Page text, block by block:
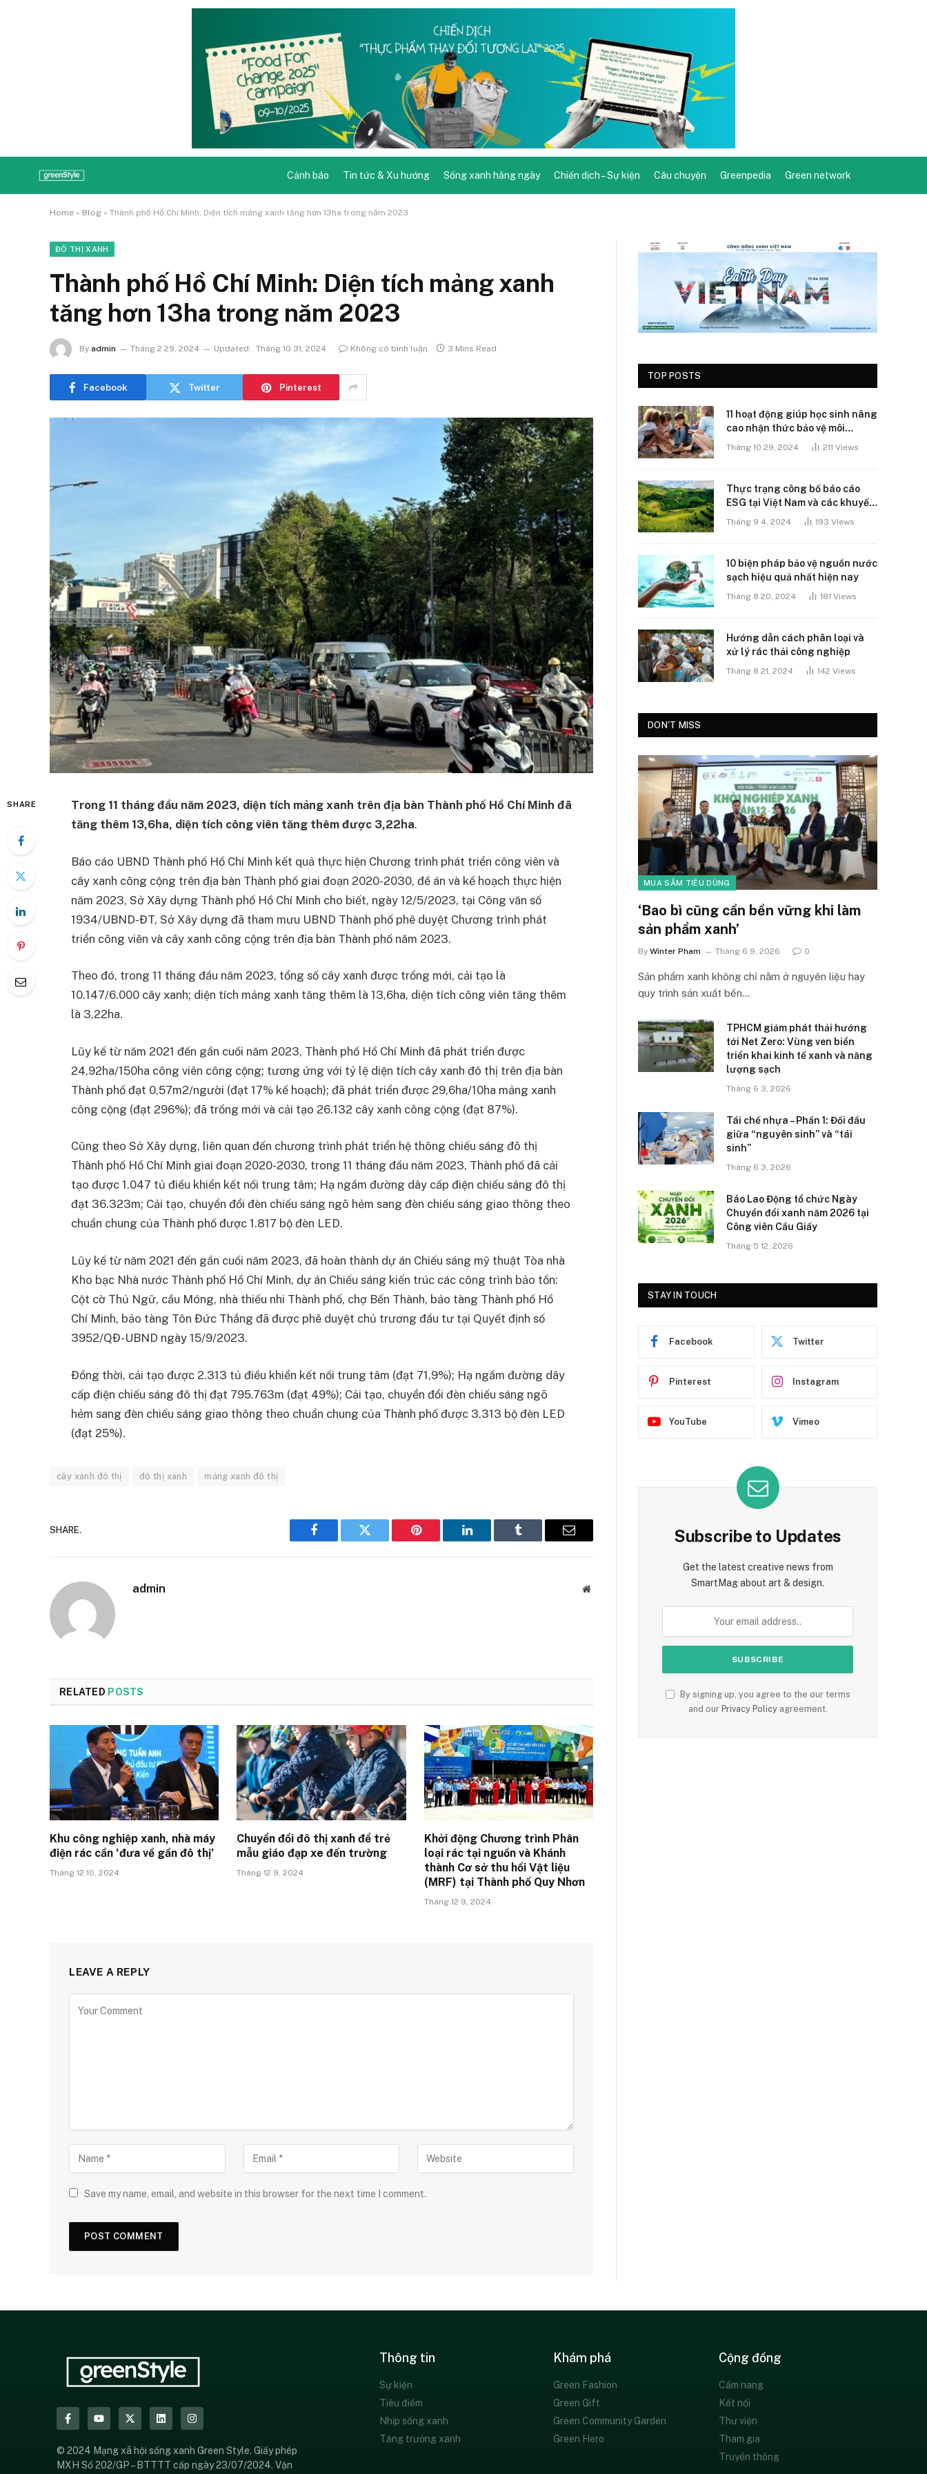
Cảnh báo Tin tức & Xu hướng Sống xanh hằng ngày Chiến dịch – Sự kiện Câu chuyện Greenpedia Green network
Home » Blog » Thành phố Hồ Chí Minh: Diện tích mảng xanh tăng hơn 13ha trong năm 2023
ĐÔ THỊ XANH
Thành phố Hồ Chí Minh: Diện tích mảng xanh
tăng hơn 13ha trong năm 2023
By admin Tháng 2 29, 2024 Updated: Tháng 10 31, 2024 Không có bình luận 3 Mins Read
Facebook Twitter Pinterest
SHARE
Trong 11 tháng đầu năm 2023, diện tích mảng xanh trên địa bàn Thành phố Hồ Chí Minh đã
tăng thêm 13,6ha, diện tích công viên tăng thêm được 3,22ha.
Báo cáo UBND Thành phố Hồ Chí Minh kết quả thực hiện Chương trình phát triển công viên và
cây xanh công cộng trên địa bàn Thành phố giai đoạn 2020-2030, đề án và kế hoạch thực hiện
năm 2023, Sở Xây dựng Thành phố Hồ Chí Minh cho biết, ngày 12/5/2023, tại Công văn số
1934/UBND-ĐT, Sở Xây dựng đã tham mưu UBND Thành phố phê duyệt Chương trình phát
triển công viên và cây xanh công cộng trên địa bàn Thành phố năm 2023.
Theo đó, trong 11 tháng đầu năm 2023, tổng số cây xanh được trồng mới, cải tạo là
10.147/6.000 cây xanh; diện tích mảng xanh tăng thêm là 13,6ha, diện tích công viên tăng thêm
là 3,22ha.
Lũy kế từ năm 2021 đến gần cuối năm 2023, Thành phố Hồ Chí Minh đã phát triển được
24,92ha/150ha công viên công cộng; tương ứng với tỷ lệ diện tích cây xanh đô thị trên địa bàn
Thành phố đạt 0,57m2/người (đạt 17% kế hoạch); đã phát triển được 29,6ha/10ha mảng xanh
công cộng (đạt 296%); đã trồng mới và cải tạo 26.132 cây xanh công cộng (đạt 87%).
Cũng theo Sở Xây dựng, liên quan đến chương trình phát triển hệ thông chiếu sáng đô thị
Thành phố Hồ Chí Minh giai đoạn 2020-2030, trong 11 tháng đầu năm 2023, Thành phố đã cải
tạo được 1.047 tủ điều khiển kết nối trung tâm; Hạ ngầm đường dây cấp điện chiếu sáng đô thị
đạt 36.323m; Cải tạo, chuyển đổi đèn chiếu sáng ngõ hẻm sang đèn chiếu sáng giao thông theo
chuẩn chung của Thành phố được 1.817 bộ đèn LED.
Lũy kế từ năm 2021 đến gần cuối năm 2023, đã hoàn thành dự án Chiếu sáng mỹ thuật Tòa nhà
Kho bạc Nhà nước Thành phố Hồ Chí Minh, dự án Chiếu sáng kiến trúc các công trình bảo tồn:
Cột cờ Thủ Ngữ, cầu Móng, nhà thiếu nhi Thành phố, chợ Bến Thành, bảo tàng Thành phố Hồ
Chí Minh, bảo tàng Tôn Đức Thắng đã được phê duyệt chủ trương đầu tư tại Quyết định số
3952/QĐ-UBND ngày 15/9/2023.
Đồng thời, cải tạo được 2.313 tủ điều khiển kết nối trung tâm (đạt 71,9%); Hạ ngầm đường dây
cấp điện chiếu sáng đô thị đạt 795.763m (đạt 49%); Cải tạo, chuyển đổi đèn chiếu sáng ngõ
hẻm sang đèn chiếu sáng giao thông theo chuẩn chung của Thành phố được 3.313 bộ đèn LED
(đạt 25%).
cây xanh đô thị đô thị xanh mảng xanh đô thị
SHARE.
Facebook Twitter Pinterest LinkedIn Tumblr Email
admin Website
RELATED POSTS
Khu công nghiệp xanh, nhà máy
điện rác cần ‘đưa về gần đô thị’
Tháng 12 10, 2024
Chuyển đổi đô thị xanh để trẻ
mẫu giáo đạp xe đến trường
Tháng 12 9, 2024
Khởi động Chương trình Phân
loại rác tại nguồn và Khánh
thành Cơ sở thu hồi Vật liệu
(MRF) tại Thành phố Quy Nhơn
Tháng 12 9, 2024
LEAVE A REPLY
Save my name, email, and website in this browser for the next time I comment.
TOP POSTS
11 hoạt động giúp học sinh nâng
cao nhận thức bảo vệ môi
trường
Tháng 10 29, 2024 211 Views
Thực trạng công bố báo cáo
ESG tại Việt Nam và các khuyến
nghị
Tháng 9 4, 2024 193 Views
10 biện pháp bảo vệ nguồn nước
sạch hiệu quả nhất hiện nay
Tháng 8 20, 2024 181 Views
Hướng dẫn cách phân loại và
xử lý rác thải công nghiệp
Tháng 8 21, 2024 142 Views
DON'T MISS
MUA SẮM TIÊU DÙNG
‘Bao bì cũng cần bền vững khi làm
sản phẩm xanh’
By Winter Pham Tháng 6 9, 2026 0
Sản phẩm xanh không chỉ nằm ở nguyên liệu hay
quy trình sản xuất bền…
TPHCM giảm phát thải hướng
tới Net Zero: Vùng ven biển
triển khai kinh tế xanh và năng
lượng sạch
Tháng 6 3, 2026
Tái chế nhựa – Phần 1: Đối đầu
giữa “nguyên sinh” và “tái
sinh”
Tháng 6 3, 2026
Báo Lao Động tổ chức Ngày
Chuyển đổi xanh năm 2026 tại
Công viên Cầu Giấy
Tháng 5 12, 2026
STAY IN TOUCH
Facebook Twitter
Pinterest Instagram
YouTube Vimeo
Subscribe to Updates
Get the latest creative news from
SmartMag about art & design.
By signing up, you agree to the our terms
and our Privacy Policyagreement.
© 2024 Mạng xã hội sống xanh Green Style. Giấy phép
MXH Số 202/GP – BTTTT cấp ngày 23/07/2024. Vận
Thông tin
Sự kiện
Tiêu điểm
Nhịp sống xanh
Tăng trưởng xanh
Khám phá
Green Fashion
Green Gift
Green Community Garden
Green Hero
Cộng đồng
Cẩm nang
Kết nối
Thư viện
Tham gia
Truyền thông